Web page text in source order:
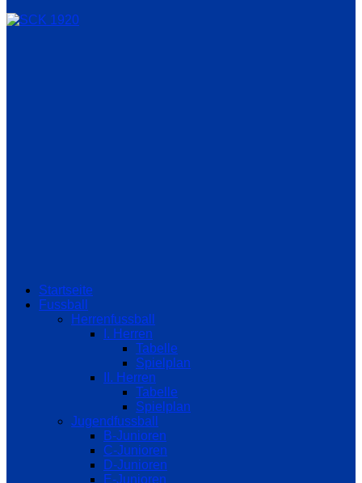
Startseite
Fussball
Herrenfussball
I. Herren
Tabelle
Spielplan
II. Herren
Tabelle
Spielplan
Jugendfussball
B-Junioren
C-Junioren
D-Junioren
E-Junioren